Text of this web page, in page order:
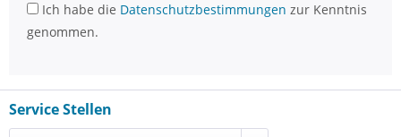
Ich habe die Datenschutzbestimmungen zur Kenntnis
genommen.
Service Stellen